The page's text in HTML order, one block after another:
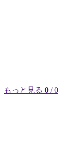
もっと見る 0 / 0